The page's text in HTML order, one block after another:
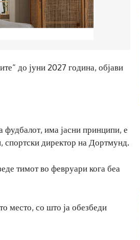
до јуни 2027 година, објави
фудбалот, има јасни принципи, е
спортски директор на Дортмунд.
тимот во февруари кога беа
место, со што ја обезбеди